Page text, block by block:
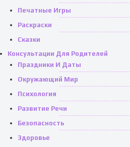
Печатные Игры
Раскраски
Сказки
Консультации Для Родителей
Праздники И Даты
Окружающий Мир
Психология
Развитие Речи
Безопасность
Здоровье